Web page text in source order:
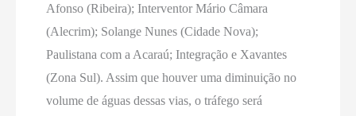
Afonso (Ribeira); Interventor Mário Câmara
(Alecrim); Solange Nunes (Cidade Nova);
Paulistana com a Acaraú; Integração e Xavantes
(Zona Sul). Assim que houver uma diminuição no
volume de águas dessas vias, o tráfego será